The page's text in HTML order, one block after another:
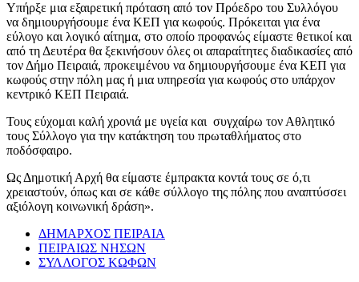
Υπήρξε μια εξαιρετική πρόταση από τον Πρόεδρο του Συλλόγου
να δημιουργήσουμε ένα ΚΕΠ για κωφούς. Πρόκειται για ένα
εύλογο και λογικό αίτημα, στο οποίο προφανώς είμαστε θετικοί και
από τη Δευτέρα θα ξεκινήσουν όλες οι απαραίτητες διαδικασίες από
τον Δήμο Πειραιά, προκειμένου να δημιουργήσουμε ένα ΚΕΠ για
κωφούς στην πόλη μας ή μια υπηρεσία για κωφούς στο υπάρχον
κεντρικό ΚΕΠ Πειραιά.
Τους εύχομαι καλή χρονιά με υγεία και συγχαίρω τον Αθλητικό
τους Σύλλογο για την κατάκτηση του πρωταθλήματος στο
ποδόσφαιρο.
Ως Δημοτική Αρχή θα είμαστε έμπρακτα κοντά τους σε ό,τι
χρειαστούν, όπως και σε κάθε σύλλογο της πόλης που αναπτύσσει
αξιόλογη κοινωνική δράση».
ΔΗΜΑΡΧΟΣ ΠΕΙΡΑΙΑ
ΠΕΙΡΑΙΩΣ ΝΗΣΩΝ
ΣΥΛΛΟΓΟΣ ΚΩΦΩΝ